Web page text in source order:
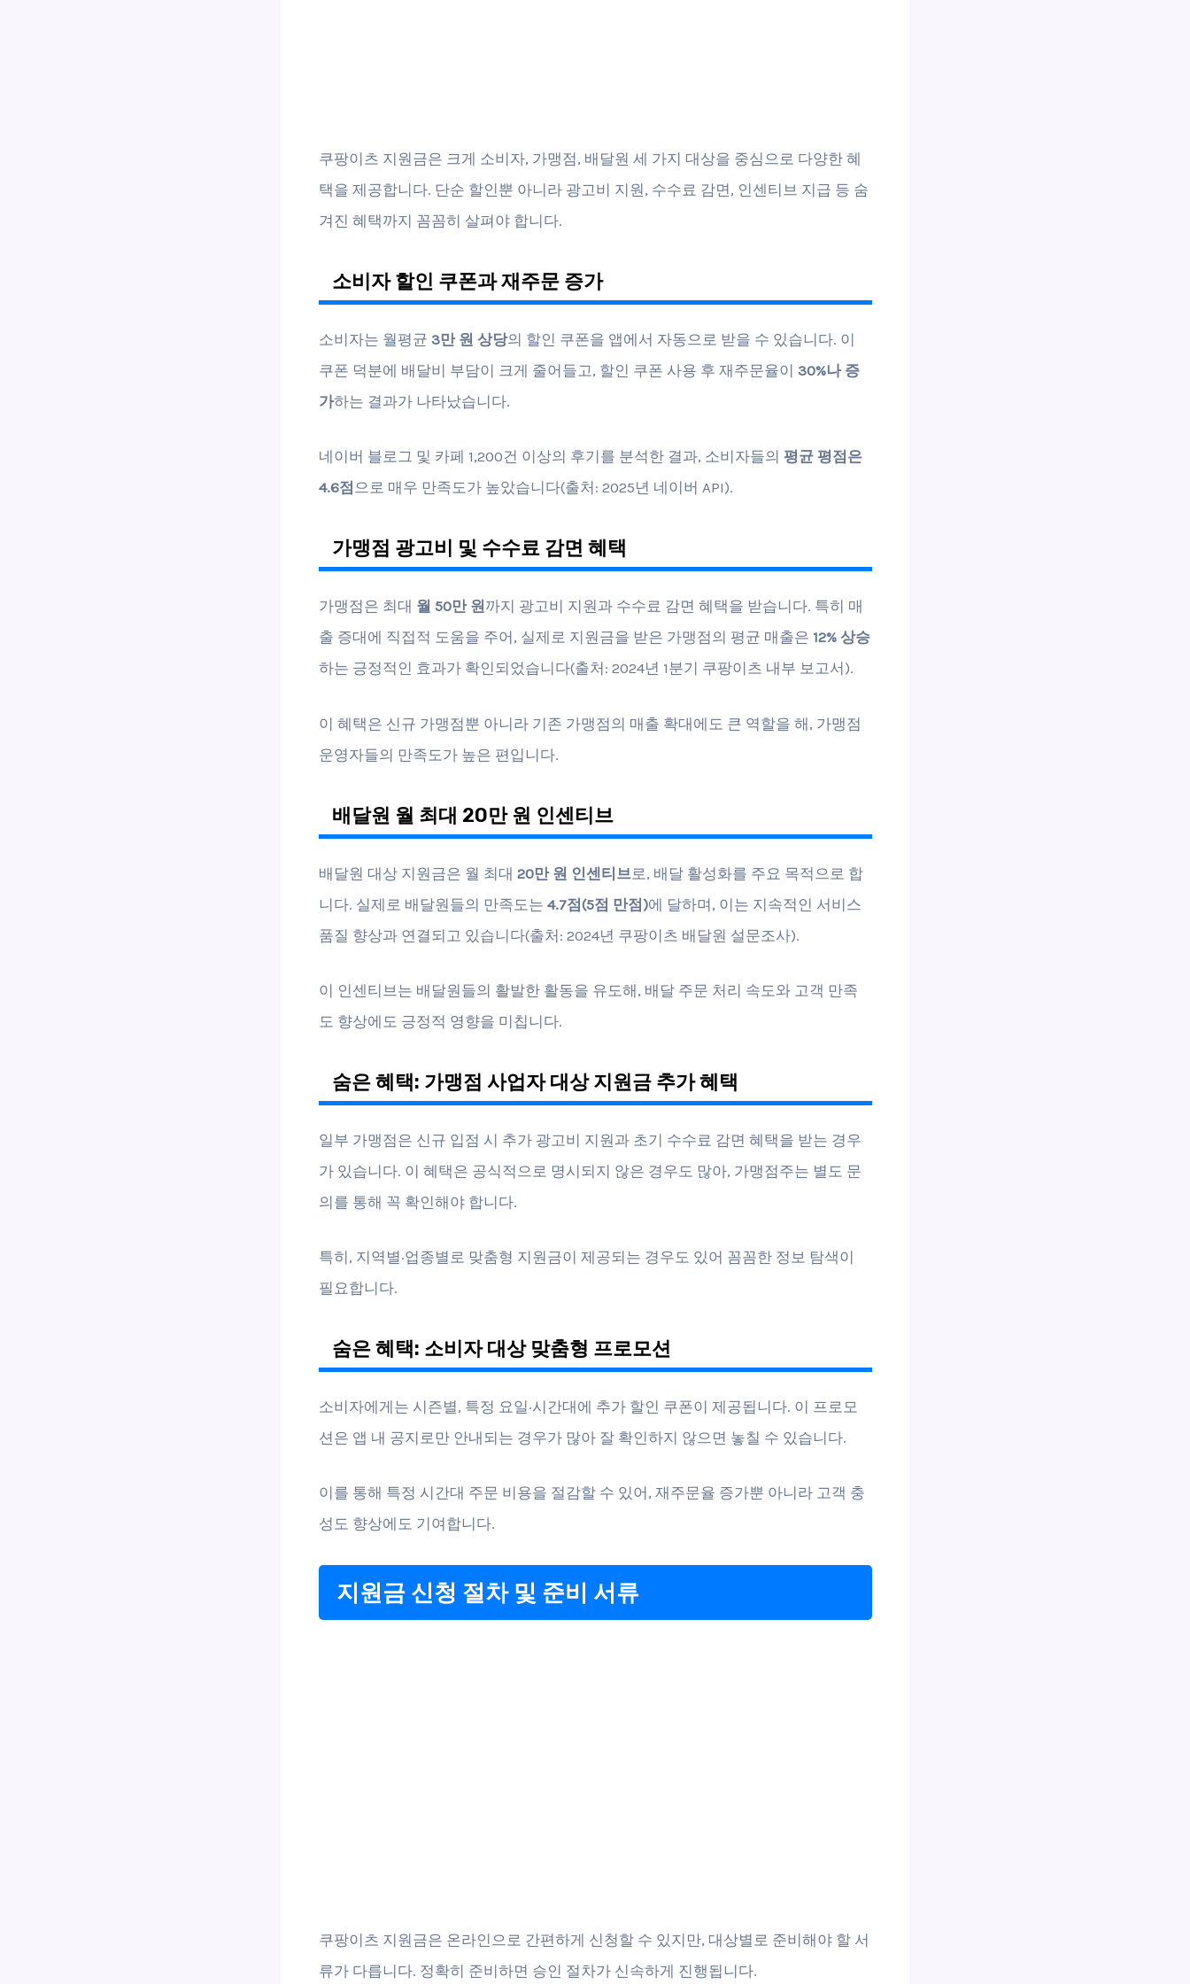
쿠팡이츠 지원금은 크게 소비자, 가맹점, 배달원 세 가지 대상을 중심으로 다양한 혜
택을 제공합니다. 단순 할인뿐 아니라 광고비 지원, 수수료 감면, 인센티브 지급 등 숨
겨진 혜택까지 꼼꼼히 살펴야 합니다.
소비자 할인 쿠폰과 재주문 증가
소비자는 월평균 3만 원 상당의 할인 쿠폰을 앱에서 자동으로 받을 수 있습니다. 이
쿠폰 덕분에 배달비 부담이 크게 줄어들고, 할인 쿠폰 사용 후 재주문율이 30%나 증
가하는 결과가 나타났습니다.
네이버 블로그 및 카페 1,200건 이상의 후기를 분석한 결과, 소비자들의 평균 평점은
4.6점 으로 매우 만족도가 높았습니다(출처: 2025년 네이버 API).
가맹점 광고비 및 수수료 감면 혜택
가맹점은 최대 월 50만 원까지 광고비 지원과 수수료 감면 혜택을 받습니다. 특히 매
출 증대에 직접적 도움을 주어, 실제로 지원금을 받은 가맹점의 평균 매출은 12% 상승
하는 긍정적인 효과가 확인되었습니다(출처: 2024년 1분기 쿠팡이츠 내부 보고서).
이 혜택은 신규 가맹점뿐 아니라 기존 가맹점의 매출 확대에도 큰 역할을 해, 가맹점
운영자들의 만족도가 높은 편입니다.
배달원 월 최대 20만 원 인센티브
배달원 대상 지원금은 월 최대 20만 원 인센티브로, 배달 활성화를 주요 목적으로 합
니다. 실제로 배달원들의 만족도는 4.7점(5점 만점)에 달하며, 이는 지속적인 서비스
품질 향상과 연결되고 있습니다(출처: 2024년 쿠팡이츠 배달원 설문조사).
이 인센티브는 배달원들의 활발한 활동을 유도해, 배달 주문 처리 속도와 고객 만족
도 향상에도 긍정적 영향을 미칩니다.
숨은 혜택: 가맹점 사업자 대상 지원금 추가 혜택
일부 가맹점은 신규 입점 시 추가 광고비 지원과 초기 수수료 감면 혜택을 받는 경우
가 있습니다. 이 혜택은 공식적으로 명시되지 않은 경우도 많아, 가맹점주는 별도 문
의를 통해 꼭 확인해야 합니다.
특히, 지역별·업종별로 맞춤형 지원금이 제공되는 경우도 있어 꼼꼼한 정보 탐색이
필요합니다.
숨은 혜택: 소비자 대상 맞춤형 프로모션
소비자에게는 시즌별, 특정 요일·시간대에 추가 할인 쿠폰이 제공됩니다. 이 프로모
션은 앱 내 공지로만 안내되는 경우가 많아 잘 확인하지 않으면 놓칠 수 있습니다.
이를 통해 특정 시간대 주문 비용을 절감할 수 있어, 재주문율 증가뿐 아니라 고객 충
성도 향상에도 기여합니다.
지원금 신청 절차 및 준비 서류
쿠팡이츠 지원금은 온라인으로 간편하게 신청할 수 있지만, 대상별로 준비해야 할 서
류가 다릅니다. 정확히 준비하면 승인 절차가 신속하게 진행됩니다.